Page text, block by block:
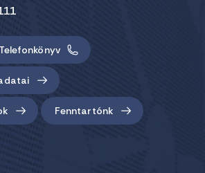
Telefonkönyv
Fenntartónk